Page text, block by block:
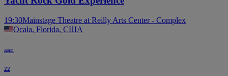
19:30Mainstage Theatre at Reilly Arts Center - Complex
Ocala, Florida, США
авг.
22